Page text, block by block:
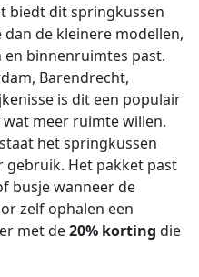
biedt dit springkussen
de kleinere modellen,
binnenruimtes past.
Barendrecht,
is dit een populair
meer ruimte willen.
het springkussen
gebruik. Het pakket past
busje wanneer de
zelf ophalen een
met de20% korting die